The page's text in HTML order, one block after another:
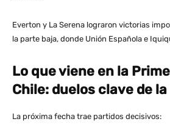
Everton y La Serena lograron victorias
la parte baja, donde Unión Española e
Lo que viene en la
Chile: duelos clave de la
La próxima fecha trae partidos decisivos: